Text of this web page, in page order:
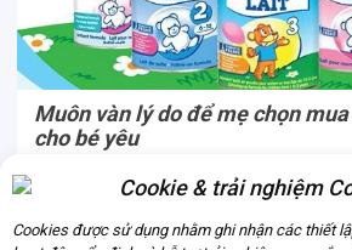
Muôn vàn lý do để mẹ chọn
cho bé yêu
Là thương hiệu sản xuất sữa cho bé yêu
chinh phục nhiều mẹ trên toàn thế giới. Lý
Cookie & trải nghiệm
Cookies được sử dụng nhằm ghi nhận các thiết